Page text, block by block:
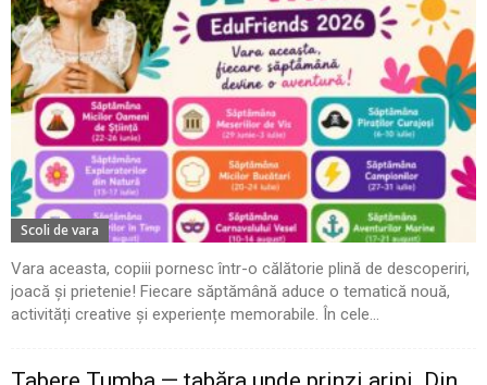
Scoli de vara
Vara aceasta, copiii pornesc într-o călătorie plină de descoperiri,
joacă și prietenie! Fiecare săptămână aduce o tematică nouă,
activități creative și experiențe memorabile. În cele...